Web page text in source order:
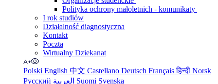
Polityka ochrony małoletnich - komunikaty
I rok studiów
Działalność diagnostyczna
Kontakt
Poczta
Wirtualny Dziekanat
Polski English 中文 Castellano Deutsch Françaisहिन्दी Norsk
Русский
Suomi Svenska